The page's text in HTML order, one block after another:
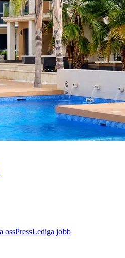
ossPressLediga jobb